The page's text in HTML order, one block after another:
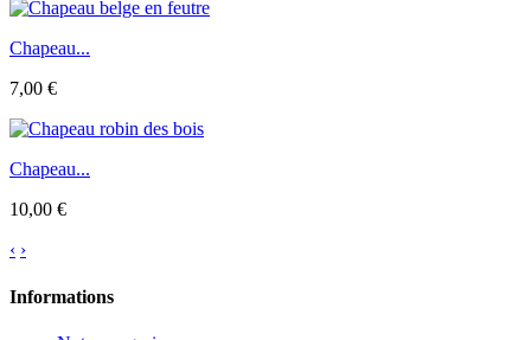
Chapeau...
7,00 €
Chapeau...
10,00 €
‹ ›
Informations